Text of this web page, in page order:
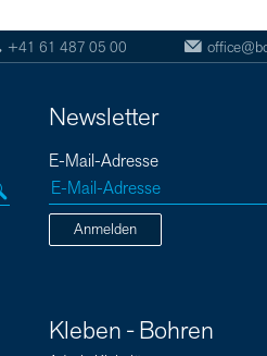
+41 61 487 05 00
Newsletter
E-Mail-Adresse
Anmelden
Kleben - Bohren